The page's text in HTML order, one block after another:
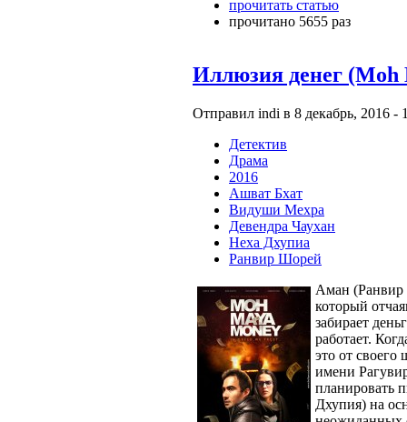
прочитать статью
прочитано 5655 раз
Иллюзия денег (Moh
Отправил indi в 8 декабрь, 2016 -
Детектив
Драма
2016
Ашват Бхат
Видуши Мехра
Девендра Чаухан
Неха Дхупиа
Ранвир Шорей
Аман (Ранвир
который
забирает
работает.
это от своего
имени
планировать
Дхупия) на